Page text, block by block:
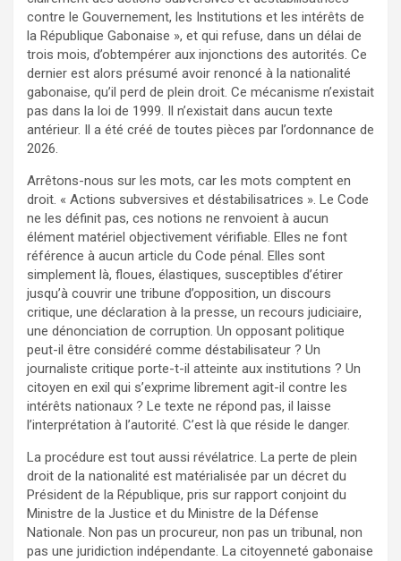
contre le Gouvernement, les Institutions et les intérêts de
la République Gabonaise », et qui refuse, dans un délai de
trois mois, d’obtempérer aux injonctions des autorités. Ce
dernier est alors présumé avoir renoncé à la nationalité
gabonaise, qu’il perd de plein droit. Ce mécanisme n’existait
pas dans la loi de 1999. Il n’existait dans aucun texte
antérieur. Il a été créé de toutes pièces par l’ordonnance de
2026.
Arrêtons-nous sur les mots, car les mots comptent en
droit. « Actions subversives et déstabilisatrices ». Le Code
ne les définit pas, ces notions ne renvoient à aucun
élément matériel objectivement vérifiable. Elles ne font
référence à aucun article du Code pénal. Elles sont
simplement là, floues, élastiques, susceptibles d’étirer
jusqu’à couvrir une tribune d’opposition, un discours
critique, une déclaration à la presse, un recours judiciaire,
une dénonciation de corruption. Un opposant politique
peut-il être considéré comme déstabilisateur ? Un
journaliste critique porte-t-il atteinte aux institutions ? Un
citoyen en exil qui s’exprime librement agit-il contre les
intérêts nationaux ? Le texte ne répond pas, il laisse
l’interprétation à l’autorité. C’est là que réside le danger.
La procédure est tout aussi révélatrice. La perte de plein
droit de la nationalité est matérialisée par un décret du
Président de la République, pris sur rapport conjoint du
Ministre de la Justice et du Ministre de la Défense
Nationale. Non pas un procureur, non pas un tribunal, non
pas une juridiction indépendante. La citoyenneté gabonaise